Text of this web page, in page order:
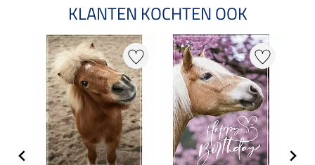
KLANTEN KOCHTEN OOK